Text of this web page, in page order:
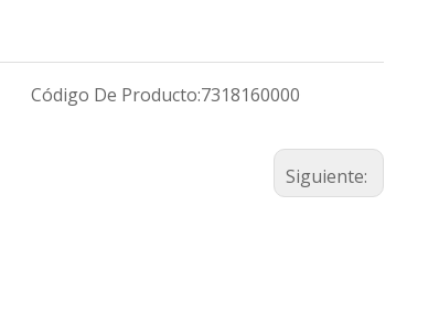
Código De Producto:7318160000
Siguiente: